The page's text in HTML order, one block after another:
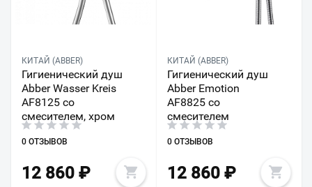
КИТАЙ (ABBER)
Гигиенический душ
Abber Wasser Kreis
AF8125 со
смесителем, хром
0 ОТЗЫВОВ
12 860 ₽
КИТАЙ (ABBER)
Гигиенический душ
Abber Emotion
AF8825 со
смесителем
0 ОТЗЫВОВ
12 860₽